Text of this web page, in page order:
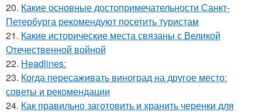
20. Какие основные достопримечательности Санкт-
Петербурга рекомендуют посетить туристам
21. Какие исторические места связаны с Великой
Отечественной войной
22. Headlines:
23. Когда пересаживать виноград на другое место:
советы и рекомендации
24. Как правильно заготовить и хранить черенки для